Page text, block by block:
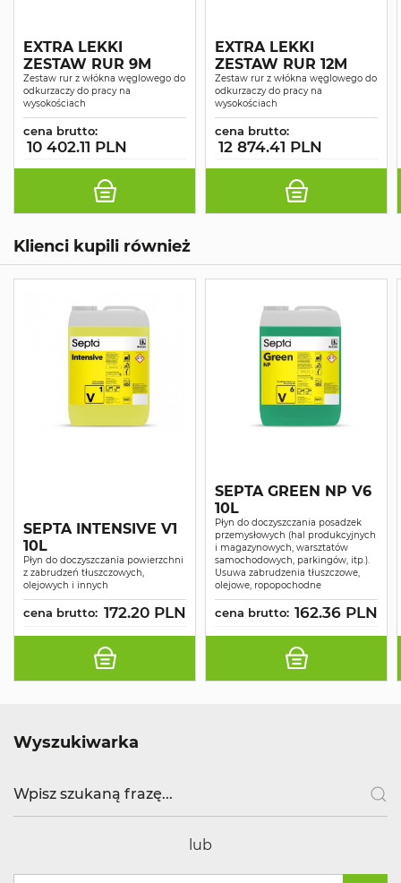
EXTRA LEKKI
ZESTAW RUR 9M
Zestaw rur z włókna węglowego do
odkurzaczy do pracy na
wysokościach
cena brutto:
10 402.11 PLN
EXTRA LEKKI
ZESTAW RUR 12M
Zestaw rur z włókna węglowego do
odkurzaczy do pracy na
wysokościach
cena brutto:
12 874.41 PLN
Klienci kupili również
SEPTA INTENSIVE V1
10L
Płyn do doczyszczania powierzchni
z zabrudzeń tłuszczowych,
olejowych i innych
cena brutto: 172.20 PLN
SEPTA GREEN NP V6
10L
Płyn do doczyszczania posadzek
przemysłowych (hal produkcyjnych
i magazynowych, warsztatów
samochodowych, parkingów, itp.).
Usuwa zabrudzenia tłuszczowe,
olejowe, ropopochodne
cena brutto: 162.36 PLN
Wyszukiwarka
lub